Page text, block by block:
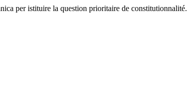
per istituire la question prioritaire de constitutionnalité.